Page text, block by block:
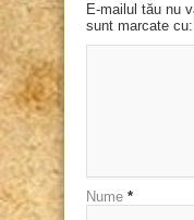
E-mailul tău nu
sunt marcate cu:
Nume *